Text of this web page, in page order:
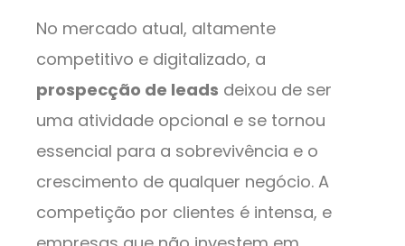
No mercado atual, altamente
competitivo e digitalizado, a
prospecção de leads deixou de ser
uma atividade opcional e se tornou
essencial para a sobrevivência e o
crescimento de qualquer negócio. A
competição por clientes é intensa, e